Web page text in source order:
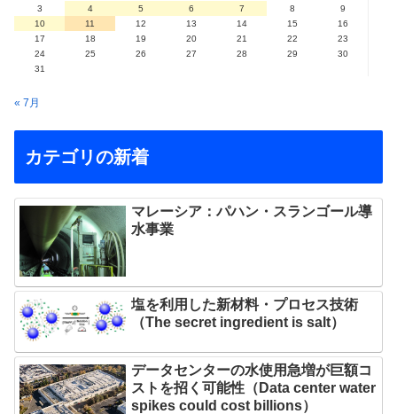
3 4 5 6 7 8
9
10
11 12 13 14 15
16
17
18 19 20 21 22
23
24
25 26 27 28 29
30
31
« 7月
カテゴリの新着
マレーシア：パハン・スランゴール導
水事業
塩を利用した新材料・プロセス技術
（The secret ingredient is salt）
データセンターの水使用急増が巨額コ
ストを招く可能性（Data center water
spikes could cost billions）